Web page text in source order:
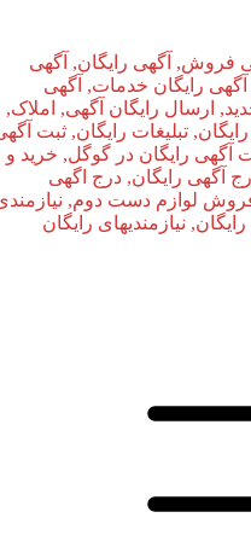
فروش, آگهی رایگان, آگهی
رایگان خدمات, آگهی
ارسال رایگان آگهی, املاک,
تبلیغات رایگان, ثبت آگهی
آگهی رایگان در گوگل, خرید و
آگهی رایگان, درج اگهی
لوازم دست دوم, نیازمندی
نیازمندیهای رایگان